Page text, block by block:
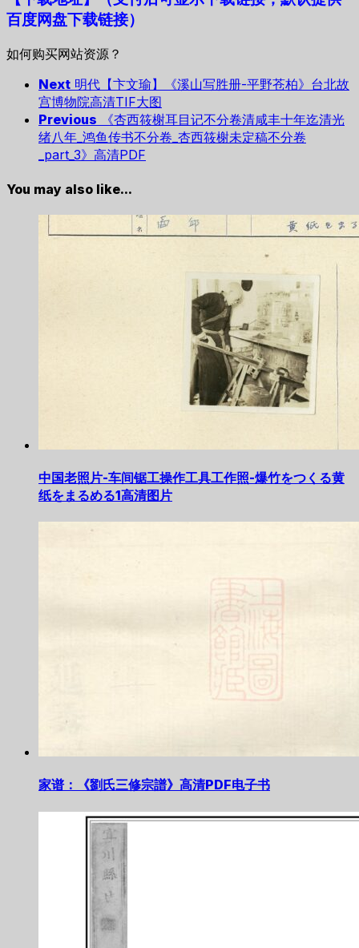
百度网盘下载链接）
如何购买网站资源？
Next 明代【卞文瑜】《溪山写胜册-平野苍柏》台北故
宫博物院高清TIF大图
Previous
《杏西筱榭耳目记不分卷清咸丰十年迄清光
绪八年_鸿鱼传书不分卷_杏西筱榭未定稿不分卷
_part_3》高清PDF
You may also like...
中国老照片-车间锯工操作工具工作照-爆竹をつくる黄
纸をまるめる1高清图片
家谱：《劉氏三修宗譜》高清PDF电子书